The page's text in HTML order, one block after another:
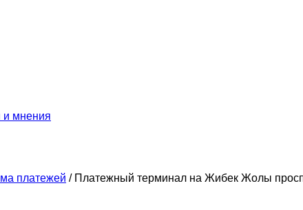
мнения
платежей / Платежный терминал на Жибек Жолы